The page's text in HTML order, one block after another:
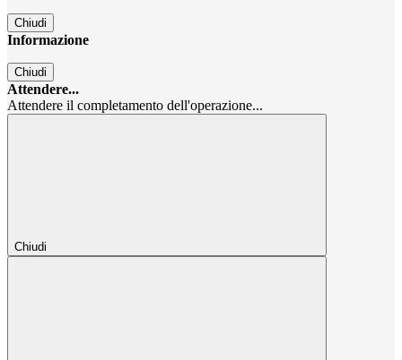
Chiudi
Informazione
Chiudi
Attendere...
Attendere il completamento dell'operazione...
Chiudi